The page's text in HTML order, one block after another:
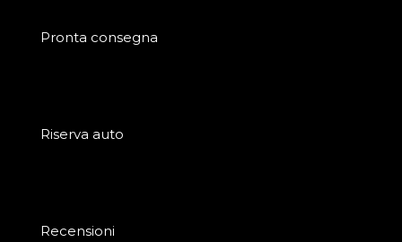
Pronta consegna
Riserva auto
Recensioni